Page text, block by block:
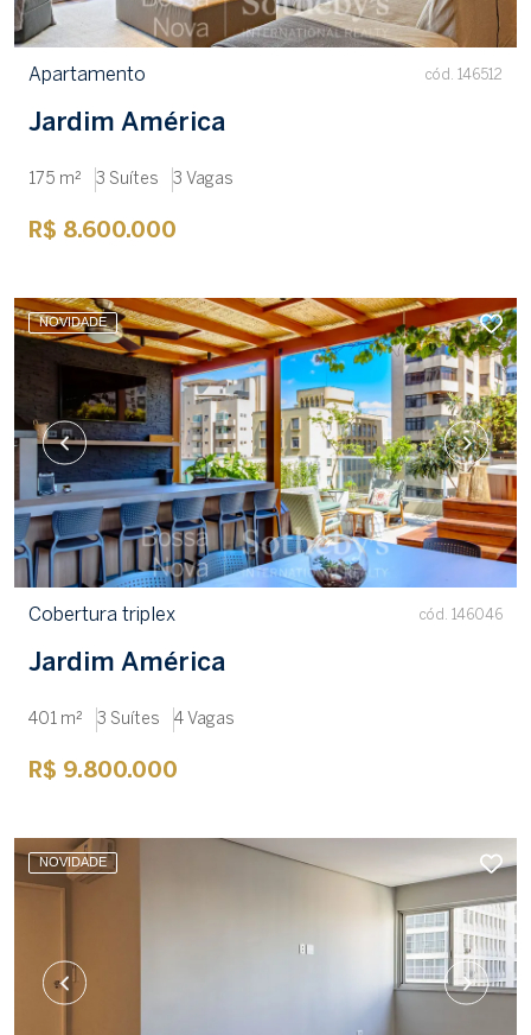
Apartamento cód. 146512
Jardim América
175 m² 3 Suítes 3 Vagas
R$ 8.600.000
NOVIDADE
Cobertura triplex cód. 146046
Jardim América
401 m² 3 Suítes 4 Vagas
R$ 9.800.000
NOVIDADE